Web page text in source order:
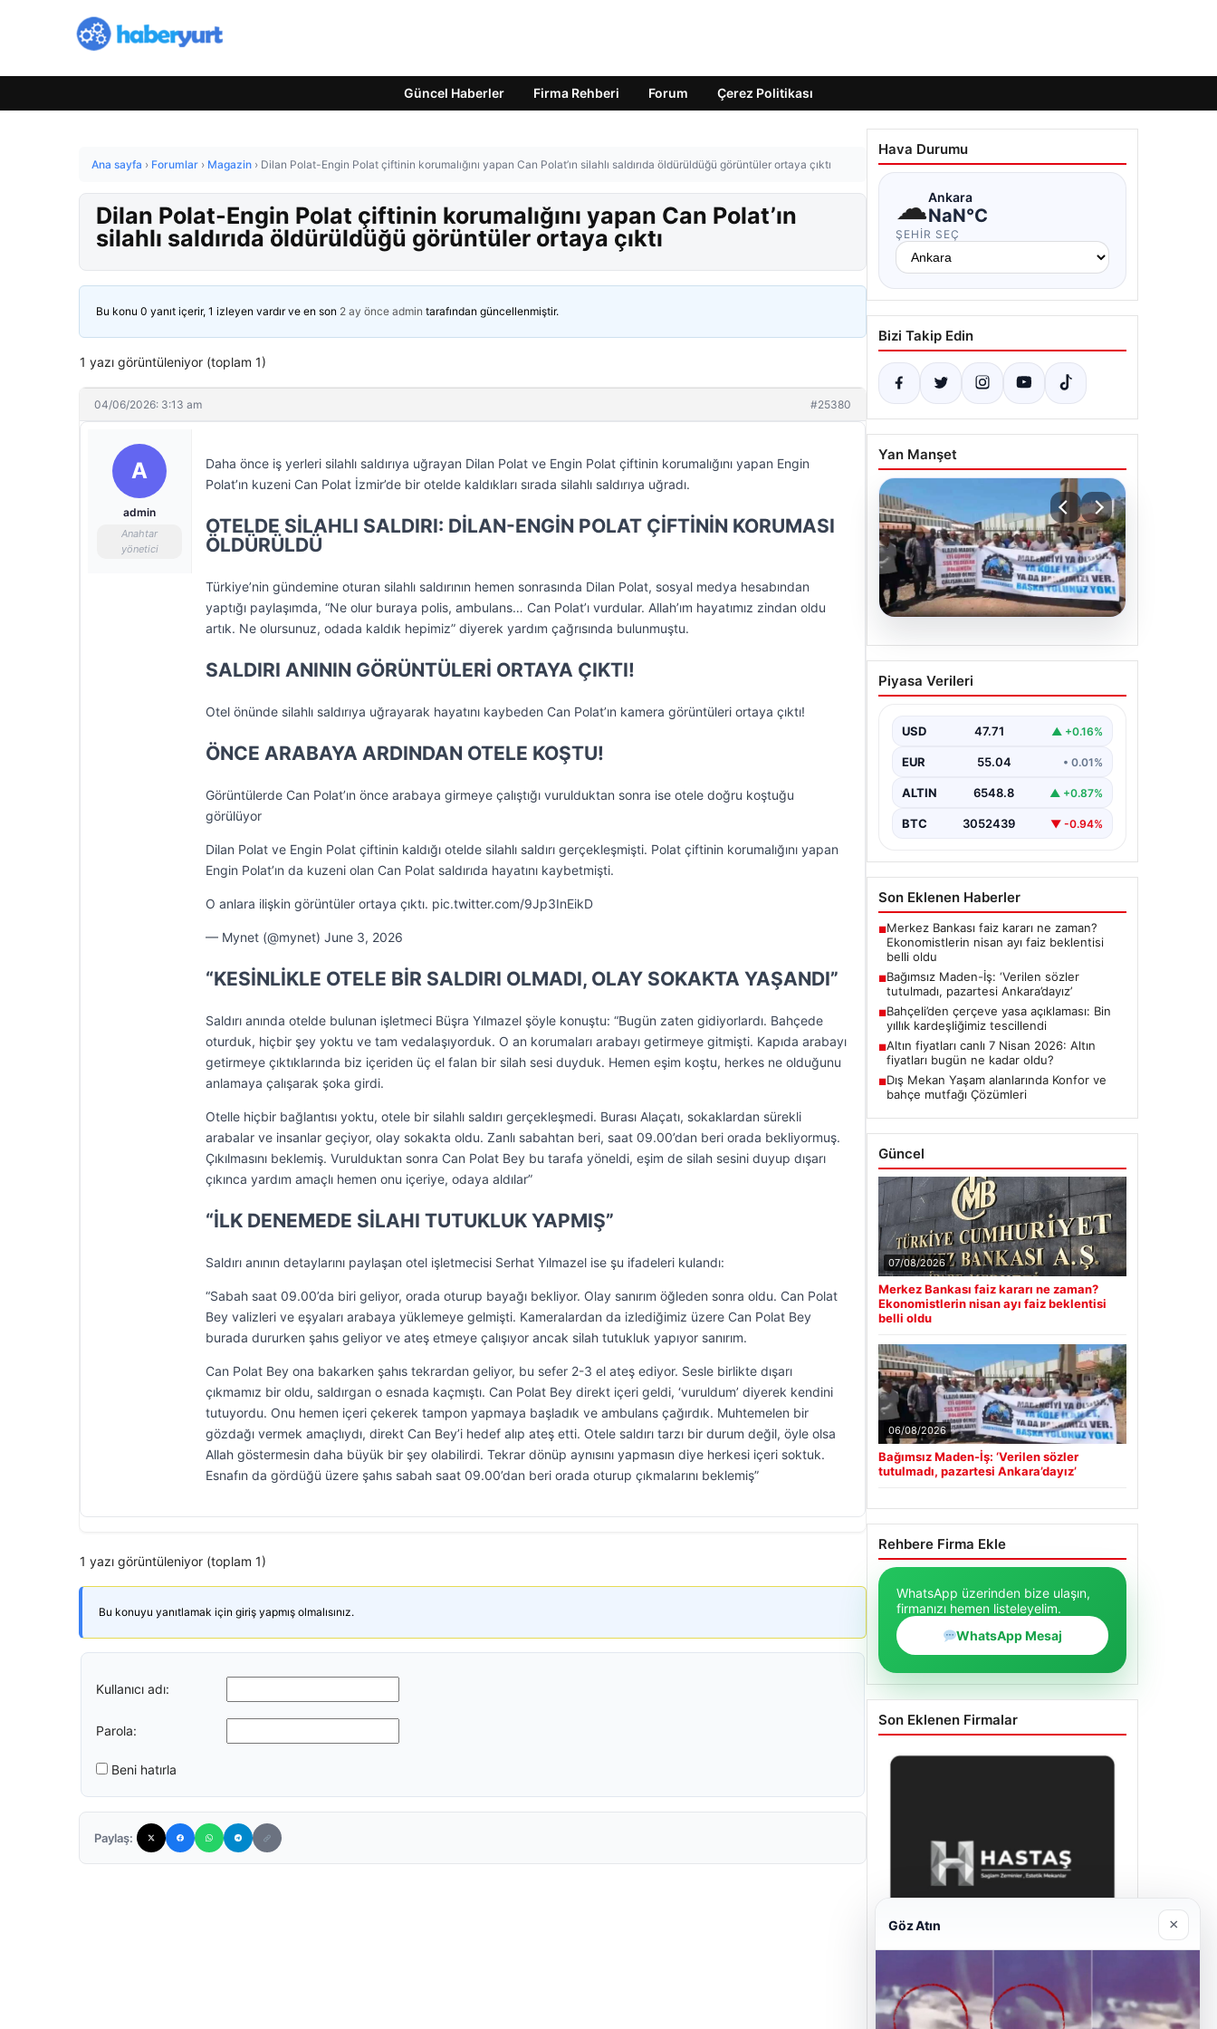
Güncel Haberler Firma Rehberi Forum Çerez Politikası
Ana sayfa › Forumlar › Magazin › Dilan Polat-Engin Polat çiftinin korumalığını yapan Can Polat’ın silahlı saldırıda öldürüldüğü görüntüler ortaya çıktı
Dilan Polat-Engin Polat çiftinin korumalığını yapan Can Polat’ın
silahlı saldırıda öldürüldüğü görüntüler ortaya çıktı
Bu konu 0 yanıt içerir, 1 izleyen vardır ve en son 2 ay önce admin tarafından güncellenmiştir.
1 yazı görüntüleniyor (toplam 1)
04/06/2026: 3:13 am #25380
A
admin
Anahtar
yönetici
Daha önce iş yerleri silahlı saldırıya uğrayan Dilan Polat ve Engin Polat çiftinin korumalığını yapan Engin
Polat’ın kuzeni Can Polat İzmir’de bir otelde kaldıkları sırada silahlı saldırıya uğradı.
OTELDE SİLAHLI SALDIRI: DİLAN-ENGİN POLAT ÇİFTİNİN KORUMASI
ÖLDÜRÜLDÜ
Türkiye’nin gündemine oturan silahlı saldırının hemen sonrasında Dilan Polat, sosyal medya hesabından
yaptığı paylaşımda, “Ne olur buraya polis, ambulans… Can Polat’ı vurdular. Allah’ım hayatımız zindan oldu
artık. Ne olursunuz, odada kaldık hepimiz” diyerek yardım çağrısında bulunmuştu.
SALDIRI ANININ GÖRÜNTÜLERİ ORTAYA ÇIKTI!
Otel önünde silahlı saldırıya uğrayarak hayatını kaybeden Can Polat’ın kamera görüntüleri ortaya çıktı!
ÖNCE ARABAYA ARDINDAN OTELE KOŞTU!
Görüntülerde Can Polat’ın önce arabaya girmeye çalıştığı vurulduktan sonra ise otele doğru koştuğu
görülüyor
Dilan Polat ve Engin Polat çiftinin kaldığı otelde silahlı saldırı gerçekleşmişti. Polat çiftinin korumalığını yapan
Engin Polat’ın da kuzeni olan Can Polat saldırıda hayatını kaybetmişti.
O anlara ilişkin görüntüler ortaya çıktı. pic.twitter.com/9Jp3InEikD
— Mynet (@mynet) June 3, 2026
“KESİNLİKLE OTELE BİR SALDIRI OLMADI, OLAY SOKAKTA YAŞANDI”
Saldırı anında otelde bulunan işletmeci Büşra Yılmazel şöyle konuştu: “Bugün zaten gidiyorlardı. Bahçede
oturduk, hiçbir şey yoktu ve tam vedalaşıyorduk. O an korumaları arabayı getirmeye gitmişti. Kapıda arabayı
getirmeye çıktıklarında biz içeriden üç el falan bir silah sesi duyduk. Hemen eşim koştu, herkes ne olduğunu
anlamaya çalışarak şoka girdi.
Otelle hiçbir bağlantısı yoktu, otele bir silahlı saldırı gerçekleşmedi. Burası Alaçatı, sokaklardan sürekli
arabalar ve insanlar geçiyor, olay sokakta oldu. Zanlı sabahtan beri, saat 09.00’dan beri orada bekliyormuş.
Çıkılmasını beklemiş. Vurulduktan sonra Can Polat Bey bu tarafa yöneldi, eşim de silah sesini duyup dışarı
çıkınca yardım amaçlı hemen onu içeriye, odaya aldılar”
“İLK DENEMEDE SİLAHI TUTUKLUK YAPMIŞ”
Saldırı anının detaylarını paylaşan otel işletmecisi Serhat Yılmazel ise şu ifadeleri kulandı:
“Sabah saat 09.00’da biri geliyor, orada oturup bayağı bekliyor. Olay sanırım öğleden sonra oldu. Can Polat
Bey valizleri ve eşyaları arabaya yüklemeye gelmişti. Kameralardan da izlediğimiz üzere Can Polat Bey
burada dururken şahıs geliyor ve ateş etmeye çalışıyor ancak silah tutukluk yapıyor sanırım.
Can Polat Bey ona bakarken şahıs tekrardan geliyor, bu sefer 2-3 el ateş ediyor. Sesle birlikte dışarı
çıkmamız bir oldu, saldırgan o esnada kaçmıştı. Can Polat Bey direkt içeri geldi, ‘vuruldum’ diyerek kendini
tutuyordu. Onu hemen içeri çekerek tampon yapmaya başladık ve ambulans çağırdık. Muhtemelen bir
gözdağı vermek amaçlıydı, direkt Can Bey’i hedef alıp ateş etti. Otele saldırı tarzı bir durum değil, öyle olsa
Allah göstermesin daha büyük bir şey olabilirdi. Tekrar dönüp aynısını yapmasın diye herkesi içeri soktuk.
Esnafın da gördüğü üzere şahıs sabah saat 09.00’dan beri orada oturup çıkmalarını beklemiş”
1 yazı görüntüleniyor (toplam 1)
Bu konuyu yanıtlamak için giriş yapmış olmalısınız.
Kullanıcı adı:
Parola:
Beni hatırla
Paylaş:
Hava Durumu
☁Ankara
NaN°C
ŞEHIR SEÇ
Bizi Takip Edin
Yan Manşet
06.08.2026
Bağımsız Maden-İş:
‘Verilen sözler tutulmadı,
Piyasa Verileri
USD 47.71 ▲ +0.16%
EUR 55.04 • 0.01%
ALTIN 6548.8 ▲ +0.87%
BTC 3052439 ▼ -0.94%
Son Eklenen Haberler
■Merkez Bankası faiz kararı ne zaman?
Ekonomistlerin nisan ayı faiz beklentisi
belli oldu
■Bağımsız Maden-İş: ‘Verilen sözler
tutulmadı, pazartesi Ankara’dayız’
■Bahçeli’den çerçeve yasa açıklaması: Bin
yıllık kardeşliğimiz tescillendi
■Altın fiyatları canlı 7 Nisan 2026: Altın
fiyatları bugün ne kadar oldu?
■Dış Mekan Yaşam alanlarında Konfor ve
bahçe mutfağı Çözümleri
Güncel
07/08/2026
Merkez Bankası faiz kararı ne zaman?
Ekonomistlerin nisan ayı faiz beklentisi
belli oldu
06/08/2026
Bağımsız Maden-İş: ‘Verilen sözler
tutulmadı, pazartesi Ankara’dayız’
Rehbere Firma Ekle
WhatsApp üzerinden bize ulaşın,
firmanızı hemen listeleyelim.
WhatsApp Mesaj
Son Eklenen Firmalar
Hastaş Beton
Göz Atın ×